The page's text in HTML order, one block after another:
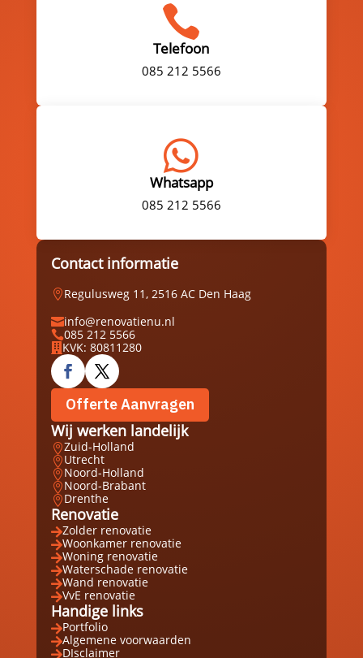

Telefoon
085 212 5566

Whatsapp
085 212 5566
Contact informatie
Regulusweg 11, 2516 AC Den Haag
info@renovatienu.nl
085 212 5566
 KVK: 80811280
Offerte Aanvragen
Wij werken landelijk
Zuid-Holland
Utrecht
Noord-Holland
Noord-Brabant
Drenthe
Renovatie
Zolder renovatie
Woonkamer renovatie
Woning renovatie
Waterschade renovatie
Wand renovatie
VvE renovatie
Handige links
Portfolio
Algemene voorwaarden
DIsclaimer